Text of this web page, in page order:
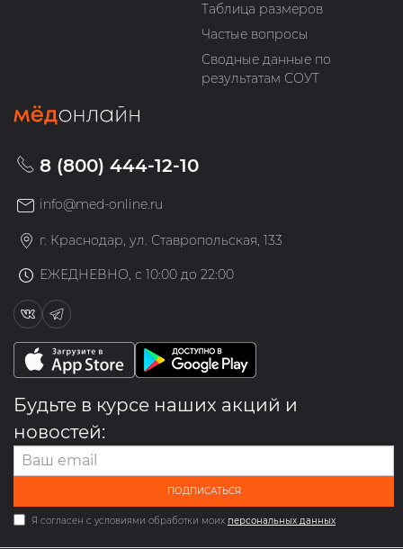
Таблица размеров
Частые вопросы
Сводные данные по
результатам СОУТ
8 (800) 444-12-10
info@med-online.ru
г. Краснодар, ул. Ставропольская, 133
ЕЖЕДНЕВНО, с 10:00 до 22:00
Будьте в курсе наших акций и
новостей:
ПОДПИСАТЬСЯ
Я согласен с условиями обработки моих персональных данных